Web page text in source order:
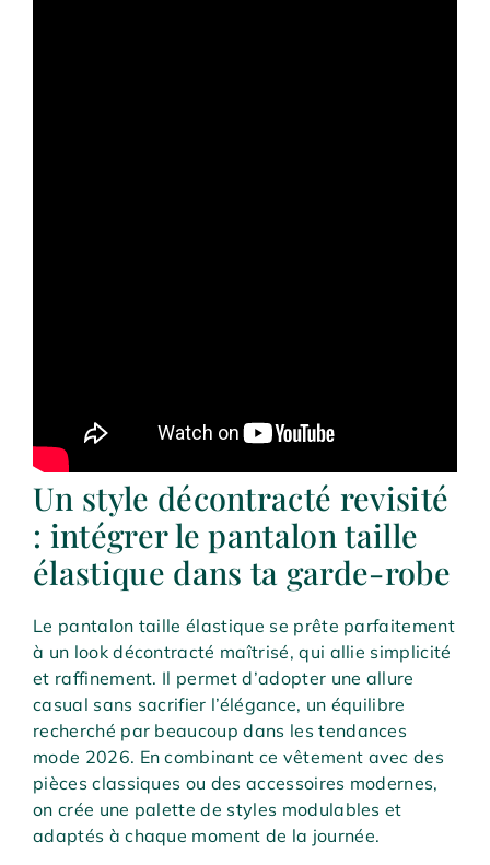
Un style décontracté revisité
: intégrer le pantalon taille
élastique dans ta garde-robe
Le pantalon taille élastique se prête parfaitement
à un look décontracté maîtrisé, qui allie simplicité
et raffinement. Il permet d’adopter une allure
casual sans sacrifier l’élégance, un équilibre
recherché par beaucoup dans les tendances
mode 2026. En combinant ce vêtement avec des
pièces classiques ou des accessoires modernes,
on crée une palette de styles modulables et
adaptés à chaque moment de la journée.